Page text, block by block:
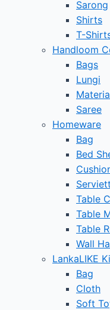
Sarong
Shirts
T-
Handloom
Bags
Lungi
Saree
Homeware
Bag
Bed
Table
Table
Table
Wall
LankaLIKE
Bag
Cloth
Soft